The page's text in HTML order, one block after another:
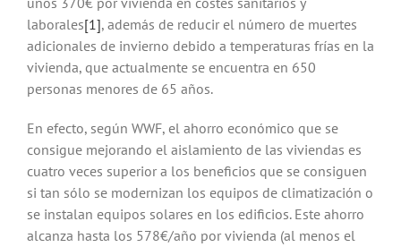
laborales[1], además de reducir el número de muertes
adicionales de invierno debido a temperaturas frías en la
vivienda, que actualmente se encuentra en 650
personas menores de 65 años.
En efecto, según WWF, el ahorro económico que se
consigue mejorando el aislamiento de las viviendas es
cuatro veces superior a los beneficios que se consiguen
si tan sólo se modernizan los equipos de climatización o
se instalan equipos solares en los edificios. Este ahorro
alcanza hasta los 578€/año por vivienda (al menos el